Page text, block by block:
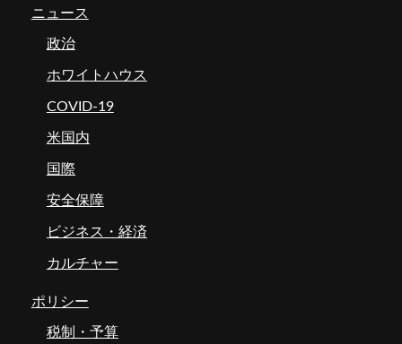
ニュース
政治
ホワイトハウス
COVID-19
米国内
国際
安全保障
ビジネス・経済
カルチャー
ポリシー
税制・予算